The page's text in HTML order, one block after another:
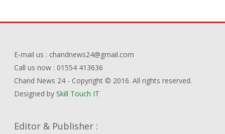
E-mail us : chandnews24@gmail.com
Call us now : 01554 413636
Chand News 24 - Copyright © 2016. All rights reserved.
Designed bySkill Touch IT
Editor & Publisher :